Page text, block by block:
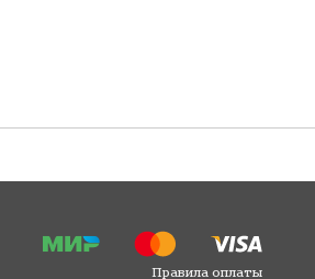
Правила оплаты